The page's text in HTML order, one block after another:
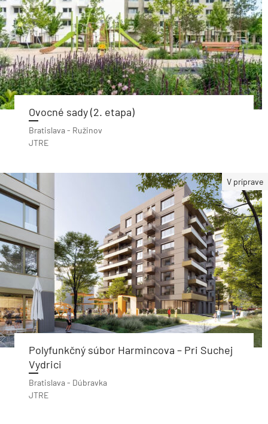
Ovocné sady (2. etapa)
Bratislava - Ružinov
JTRE
V príprave
Polyfunkčný súbor Harmincova – Pri Suchej
Vydrici
Bratislava - Dúbravka
JTRE